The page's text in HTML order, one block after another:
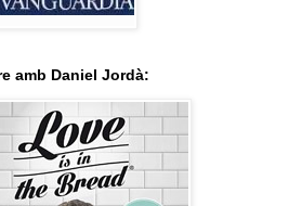
amb Daniel Jordà: